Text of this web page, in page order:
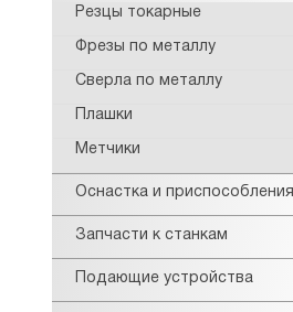
Резцы токарные
Фрезы по металлу
Сверла по металлу
Плашки
Метчики
Оснастка и приспособления
Запчасти к станкам
Подающие устройства